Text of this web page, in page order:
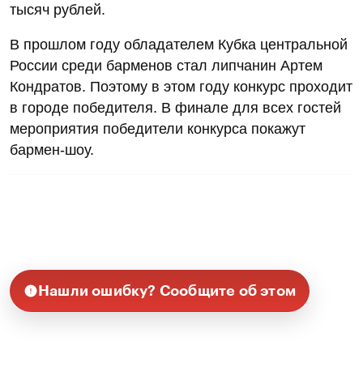
тысяч рублей.
В прошлом году обладателем Кубка центральной
России среди барменов стал липчанин Артем
Кондратов. Поэтому в этом году конкурс проходит
в городе победителя. В финале для всех гостей
мероприятия победители конкурса покажут
бармен-шоу.
Нашли ошибку? Сообщите об этом